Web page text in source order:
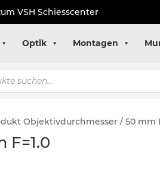
VSH Schiesscenter
Optik Montagen
Objektivdurchmesser / 50 mm
F=1.0